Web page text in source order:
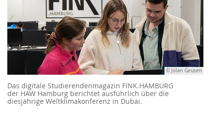
© Jolan Geusen
Das digitale Studierendenmagazin FINK.HAMBURG
der HAW Hamburg berichtet ausführlich über die
diesjährige Weltklimakonferenz in Dubai.